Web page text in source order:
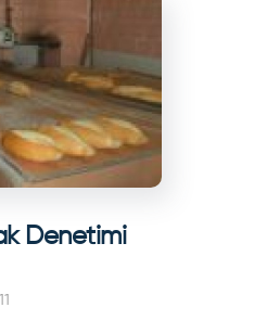
Denetimi